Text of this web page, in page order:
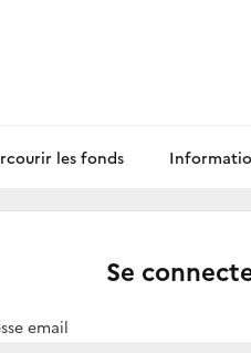
les fonds
Se
email